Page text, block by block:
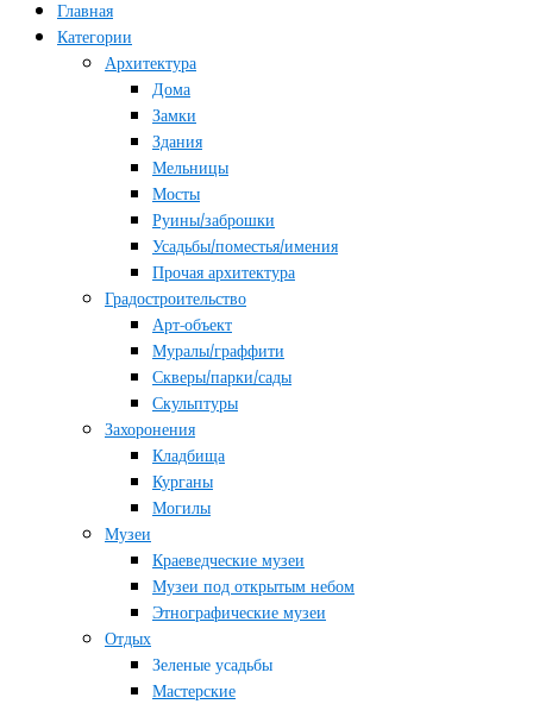
Главная
Категории
Архитектура
Дома
Замки
Здания
Мельницы
Мосты
Руины/заброшки
Усадьбы/поместья/имения
Прочая архитектура
Градостроительство
Арт-объект
Муралы/граффити
Скверы/парки/сады
Скульптуры
Захоронения
Кладбища
Курганы
Могилы
Музеи
Краеведческие музеи
Музеи под открытым небом
Этнографические музеи
Отдых
Зеленые усадьбы
Мастерские